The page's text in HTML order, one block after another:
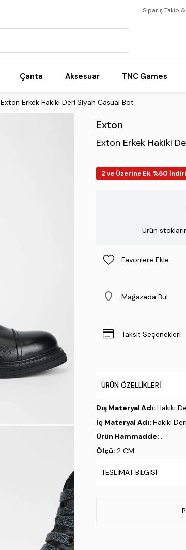
Sipariş Takip
Çanta Aksesuar TNC Games
Exton Erkek Hakiki Deri Siyah Casual Bot
Exton
Exton Erkek Hakiki
2 ve Üzerine Ek %50
Ürün
Favorilere Ekle
Mağazada Bul
Taksit Seçenekleri
ÜRÜN ÖZELLIKLERI
Dış Materyal Adı: Hakiki
İç Materyal Adı: Hakiki
Ürün Hammadde: .
Ölçü: 2 CM
TESLIMAT BILGISI